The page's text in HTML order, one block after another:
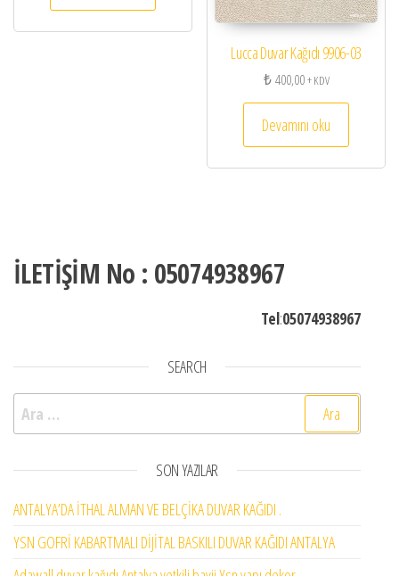
Lucca Duvar Kağıdı 9906-03
₺400,00+ KDV
Devamını oku
İLETİŞİM No : 05074938967
Tel:05074938967
SEARCH
Arama:
SON YAZILAR
ANTALYA’DA İTHAL ALMAN VE BELÇİKA DUVAR KAĞIDI .
YSN GOFRİ KABARTMALI DİJİTAL BASKILI DUVAR KAĞIDI ANTALYA